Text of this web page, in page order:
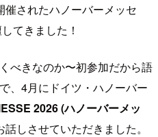
されたハノーバーメッセ
てきました！
べきなのか〜初参加だから語
、4月にドイツ・ハノーバー
2026 (ハノーバーメッ
しさせていただきました。